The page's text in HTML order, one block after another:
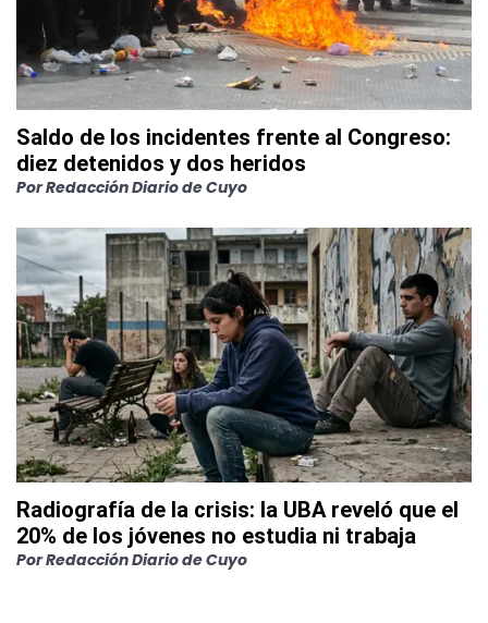
Saldo de los incidentes frente al Congreso:
diez detenidos y dos heridos
PorRedacción Diario de Cuyo
Radiografía de la crisis: la UBA reveló que el
20% de los jóvenes no estudia ni trabaja
PorRedacción Diario de Cuyo